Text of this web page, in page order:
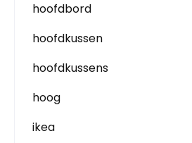
hoofdbord
hoofdkussen
hoofdkussens
hoog
ikea